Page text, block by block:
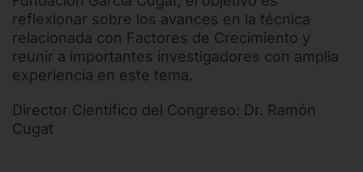
reflexionar sobre los avances en la técnica
relacionada con Factores de Crecimiento y
reunir a importantes investigadores con amplia
experiencia en este tema.
Director Científico del Congreso: Dr. Ramón
Cugat